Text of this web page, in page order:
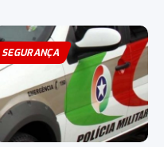
SEGURANÇA